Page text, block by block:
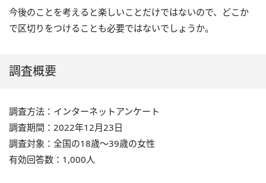
今後のことを考えると楽しいことだけではないので、どこか
で区切りをつけることも必要ではないでしょうか。
調査概要
調査方法：インターネットアンケート
調査期間：2022年12月23日
調査対象：全国の18歳～39歳の女性
有効回答数：1,000人